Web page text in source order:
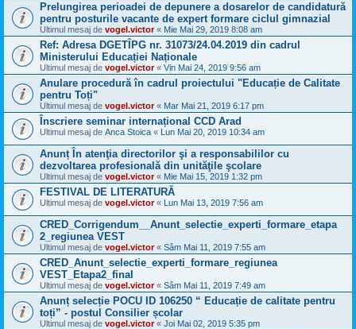
Prelungirea perioadei de depunere a dosarelor de candidatură
pentru posturile vacante de expert formare ciclul gimnazial
Ultimul mesaj de vogel.victor« Mie Mai 29, 2019 8:08 am
Ref: Adresa DGETÎPG nr. 31073/24.04.2019 din cadrul
Ministerului Educației Naționale
Ultimul mesaj de vogel.victor« Vin Mai 24, 2019 9:56 am
Anulare procedură în cadrul proiectului "Educație de Calitate
pentru Toți"
Ultimul mesaj de vogel.victor« Mar Mai 21, 2019 6:17 pm
Înscriere seminar internațional CCD Arad
Ultimul mesaj de Anca Stoica « Lun Mai 20, 2019 10:34 am
Anunț În atenţia directorilor şi a responsabililor cu
dezvoltarea profesională din unităţile şcolare
Ultimul mesaj de vogel.victor« Mie Mai 15, 2019 1:32 pm
FESTIVAL DE LITERATURĂ
Ultimul mesaj de vogel.victor« Lun Mai 13, 2019 7:56 am
CRED_Corrigendum__Anunt_selectie_experti_formare_etapa
2_regiunea VEST
Ultimul mesaj de vogel.victor« Sâm Mai 11, 2019 7:55 am
CRED_Anunt_selectie_experti_formare_regiunea
VEST_Etapa2_final
Ultimul mesaj de vogel.victor« Sâm Mai 11, 2019 7:49 am
Anunț selecție POCU ID 106250 “ Educație de calitate pentru
toți” - postul Consilier școlar
Ultimul mesaj de vogel.victor« Joi Mai 02, 2019 5:35 pm